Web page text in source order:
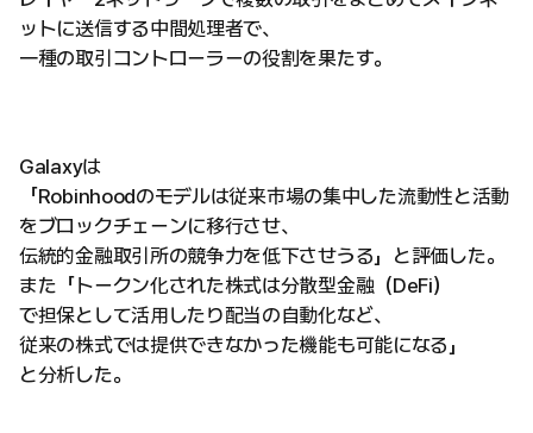
ットに送信する中間処理者で、
一種の取引コントローラーの役割を果たす。
Galaxyは
「Robinhoodのモデルは従来市場の集中した流動性と活動
をブロックチェーンに移行させ、
伝統的金融取引所の競争力を低下させうる」と評価した。
また「トークン化された株式は分散型金融（DeFi）
で担保として活用したり配当の自動化など、
従来の株式では提供できなかった機能も可能になる」
と分析した。